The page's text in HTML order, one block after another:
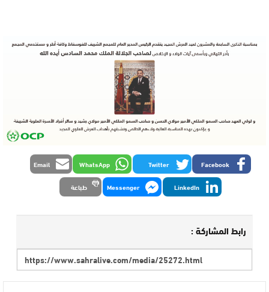
Facebook
Twitter
WhatsApp
Email
LinkedIn
Messenger طباعة
رابط المشاركة :